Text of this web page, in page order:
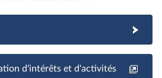
d'intérêts et d'activités